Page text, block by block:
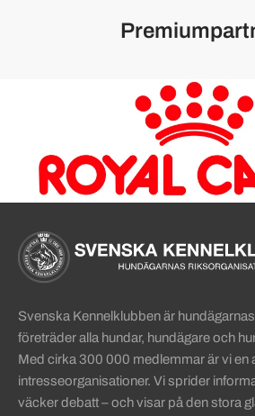
Sidinformation
Köpa hund startsida
Svenska Kennelklubben är
företräder alla hundar, hundägare och
Med cirka 300 000 medlemmar är vi en
intresseorganisationer. Vi sprider
väcker debatt – och visar på den stora